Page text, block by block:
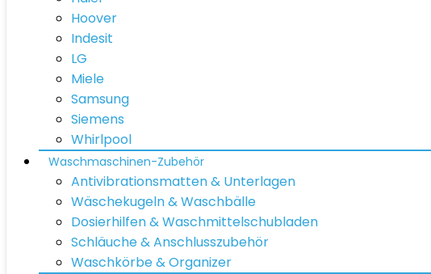
Hoover
Indesit
LG
Miele
Samsung
Siemens
Whirlpool
Waschmaschinen-Zubehör
Antivibrationsmatten & Unterlagen
Wäschekugeln & Waschbälle
Dosierhilfen & Waschmittelschubladen
Schläuche & Anschlusszubehör
Waschkörbe & Organizer